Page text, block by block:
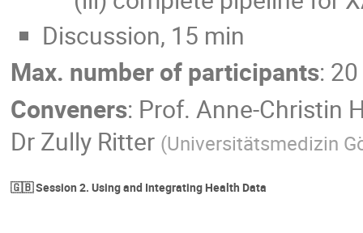
Discussion, 15 min
Max. number of participants: 20
Conveners: Prof. Anne-Christin
DrZully Ritter (Universitätsmedizin
🇬🇧 Session 2. Using and Integrating Health Data